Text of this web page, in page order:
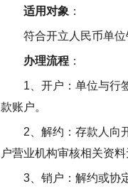
适用对象 ：
符合开立人民币单
办理流程：
1、开户：单位与行
款账户。
2、解约：存款人向
户营业机构审核相关资
3、销户：解约或协